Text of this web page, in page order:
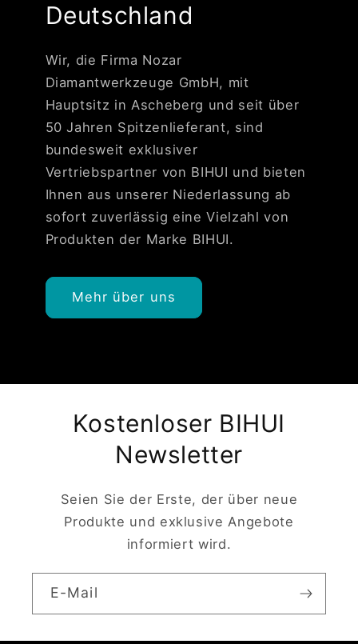
Deutschland
Wir, die Firma Nozar
Diamantwerkzeuge GmbH, mit
Hauptsitz in Ascheberg und seit über
50 Jahren Spitzenlieferant, sind
bundesweit exklusiver
Vertriebspartner von BIHUI und bieten
Ihnen aus unserer Niederlassung ab
sofort zuverlässig eine Vielzahl von
Produkten der Marke BIHUI.
Mehr über uns
Kostenloser BIHUI
Newsletter
Seien Sie der Erste, der über neue
Produkte und exklusive Angebote
informiert wird.
E-Mail